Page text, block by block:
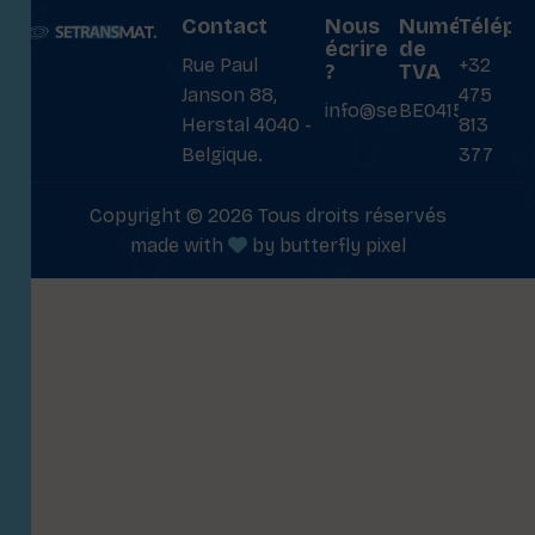
Contact
Rue Paul
Janson 88,
Herstal 4040 -
Belgique.
Nous
écrire
?
info@setransmat.com
Numéro
de
TVA
BE0415027069
+32
475
813
377
Copyright © 2026 Tous droits réservés
made with
by butterfly pixel